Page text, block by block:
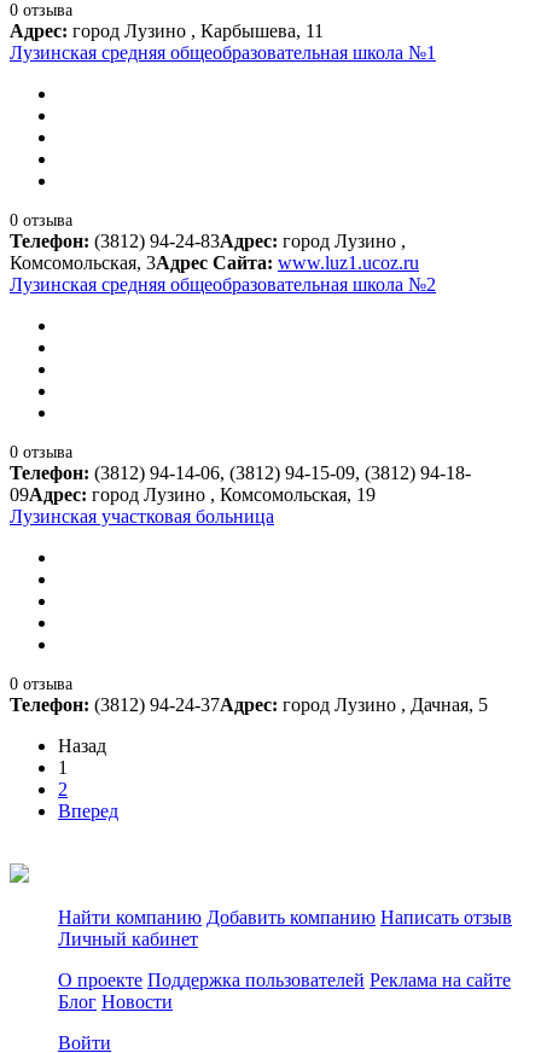
0 отзыва
Адрес: город Лузино , Карбышева, 11
Лузинская средняя общеобразовательная школа №1
0 отзыва
Телефон: (3812) 94-24-83Адрес: город Лузино ,
Комсомольская, 3Адрес Сайта: www.luz1.ucoz.ru
Лузинская средняя общеобразовательная школа №2
0 отзыва
Телефон: (3812) 94-14-06, (3812) 94-15-09, (3812) 94-18-
09Адрес: город Лузино , Комсомольская, 19
Лузинская участковая больница
0 отзыва
Телефон: (3812) 94-24-37Адрес: город Лузино , Дачная, 5
Назад
1
2
Вперед
Найти компанию Добавить компанию Написать отзыв
Личный кабинет
О проекте Поддержка пользователей Реклама на сайте
Блог Новости
Войти